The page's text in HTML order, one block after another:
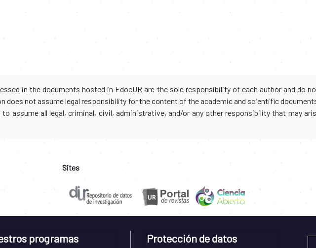
in the documents hosted in EdocUR are the sole responsibility of each author and do
does not assume legal responsibility for the content of the academic and scientific
assume all legal, criminal, civil, administrative, and/or any other responsibility that may
Sites
programas Protección de datos